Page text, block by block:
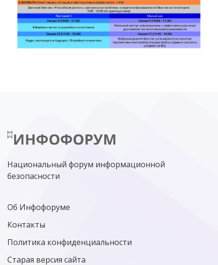
Национальный форум информационной
безопасности
Об Инфофоруме
Контакты
Политика конфиденциальности
Старая версия сайта